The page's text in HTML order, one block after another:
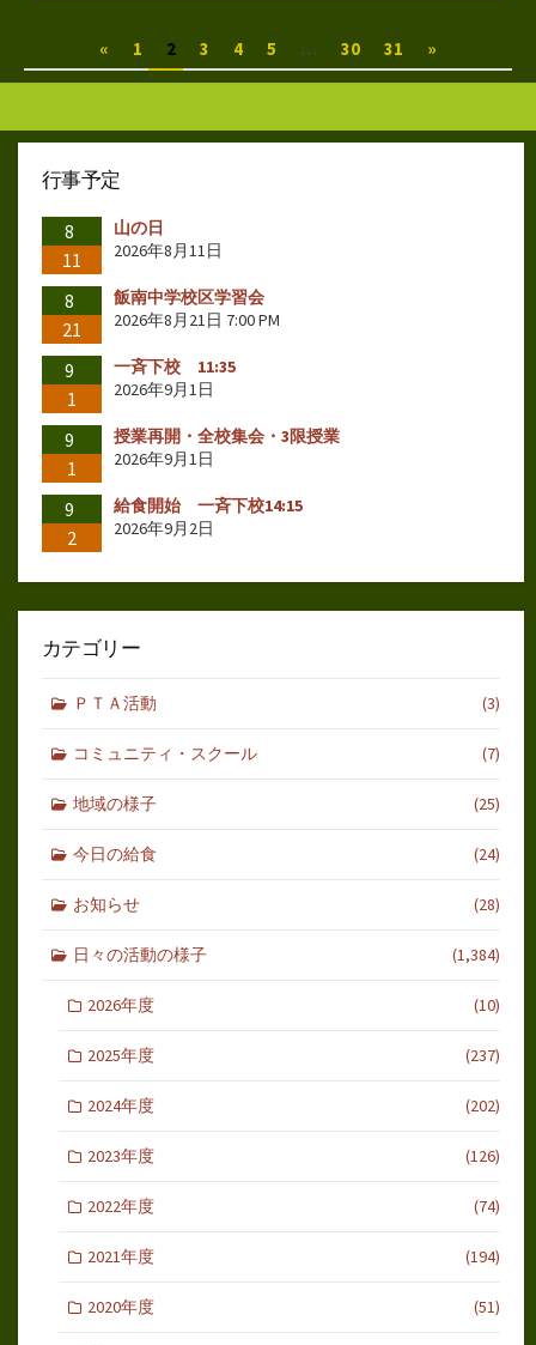
ー
稿
ゲ
シ
ョ
ン
« 1 2 3 4 5 … 30 31 »
行事予定
8
11
山の日
2026年8月11日
8
21
飯南中学校区学習会
2026年8月21日 7:00 PM
9
1
一斉下校 11:35
2026年9月1日
9
1
授業再開・全校集会・3限授業
2026年9月1日
9
2
給食開始 一斉下校14:15
2026年9月2日
カテゴリー
ＰＴＡ活動 (3)
コミュニティ・スクール (7)
地域の様子 (25)
今日の給食 (24)
お知らせ (28)
日々の活動の様子 (1,384)
2026年度 (10)
2025年度 (237)
2024年度 (202)
2023年度 (126)
2022年度 (74)
2021年度 (194)
2020年度 (51)